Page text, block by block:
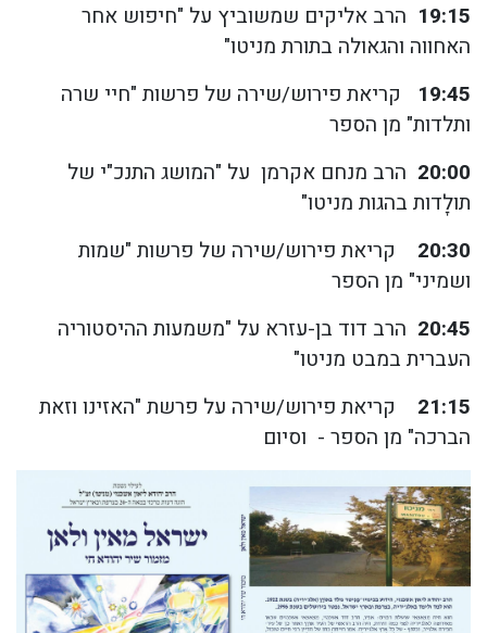
19:15 הרב אליקים שמשוביץ על "חיפוש אחר
האחווה והגאולה בתורת מניטו"
19:45 קריאת פירוש/שירה של פרשות "חיי שרה
ותלדות" מן הספר
20:00 הרב מנחם אקרמן על "המושג התנכ"י של
תולָדות בהגות מניטו"
20:30 קריאת פירוש/שירה של פרשות "שמות
ושמיני" מן הספר
20:45 הרב דוד בן-עזרא על "משמעות ההיסטוריה
העברית במבט מניטו"
21:15 קריאת פירוש/שירה על פרשת "האזינו וזאת
הברכה" מן הספר - וסיום